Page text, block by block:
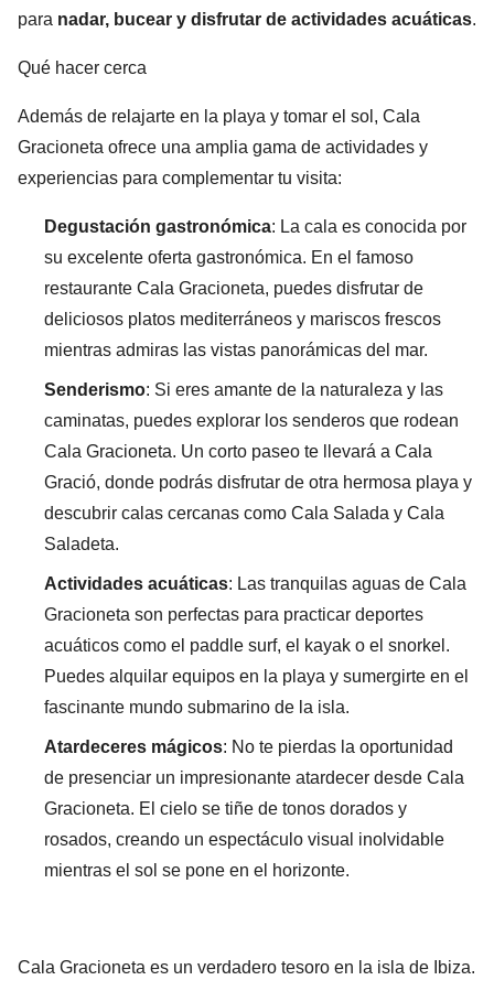
para nadar, bucear y disfrutar de actividades acuáticas.
Qué hacer cerca
Además de relajarte en la playa y tomar el sol, Cala
Gracioneta ofrece una amplia gama de actividades y
experiencias para complementar tu visita:
Degustación gastronómica: La cala es conocida por
su excelente oferta gastronómica. En el famoso
restaurante Cala Gracioneta, puedes disfrutar de
deliciosos platos mediterráneos y mariscos frescos
mientras admiras las vistas panorámicas del mar.
Senderismo: Si eres amante de la naturaleza y las
caminatas, puedes explorar los senderos que rodean
Cala Gracioneta. Un corto paseo te llevará a Cala
Gració, donde podrás disfrutar de otra hermosa playa y
descubrir calas cercanas como Cala Salada y Cala
Saladeta.
Actividades acuáticas: Las tranquilas aguas de Cala
Gracioneta son perfectas para practicar deportes
acuáticos como el paddle surf, el kayak o el snorkel.
Puedes alquilar equipos en la playa y sumergirte en el
fascinante mundo submarino de la isla.
Atardeceres mágicos: No te pierdas la oportunidad
de presenciar un impresionante atardecer desde Cala
Gracioneta. El cielo se tiñe de tonos dorados y
rosados, creando un espectáculo visual inolvidable
mientras el sol se pone en el horizonte.
Cala Gracioneta es un verdadero tesoro en la isla de Ibiza.